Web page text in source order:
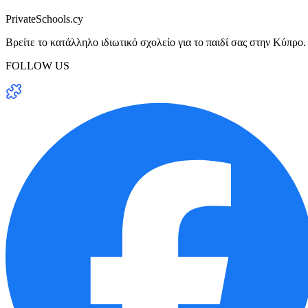
PrivateSchools.cy
Βρείτε το κατάλληλο ιδιωτικό σχολείο για το παιδί σας στην Κύπρο.
FOLLOW US